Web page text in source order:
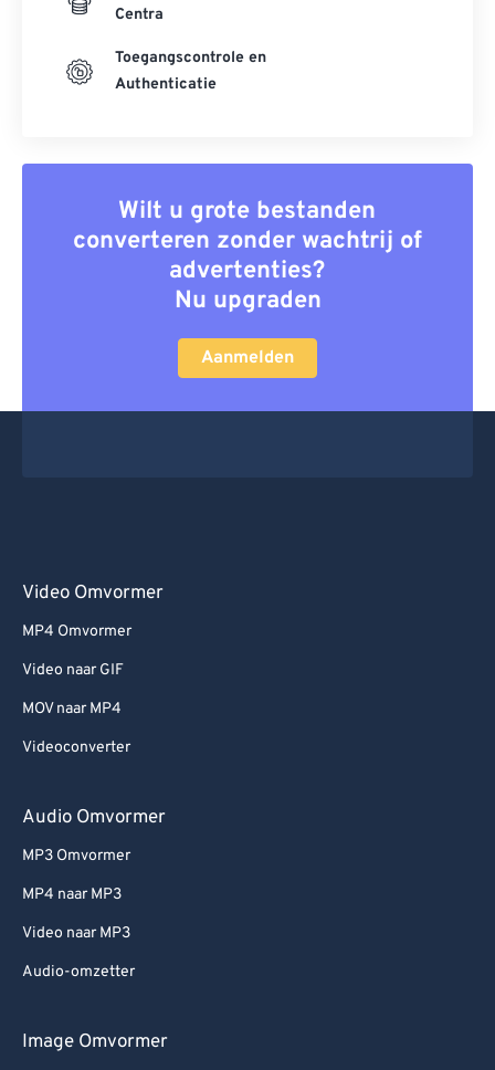
Centra
Toegangscontrole en
Authenticatie
Wilt u grote bestanden
converteren zonder wachtrij of
advertenties?
Nu upgraden
Aanmelden
Video Omvormer
MP4 Omvormer
Video naar GIF
MOV naar MP4
Videoconverter
Audio Omvormer
MP3 Omvormer
MP4 naar MP3
Video naar MP3
Audio-omzetter
Image Omvormer